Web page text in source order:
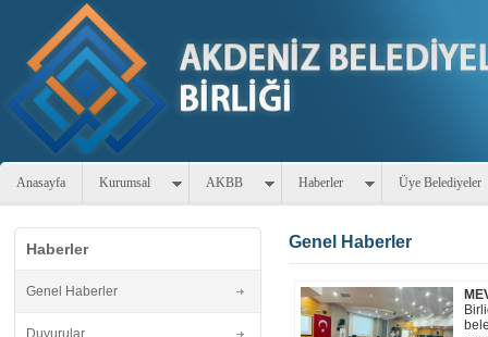
Anasayfa Kurumsal AKBB Haberler Üye Belediyeler
Haberler
Genel Haberler
Duyurular
Genel Haberler